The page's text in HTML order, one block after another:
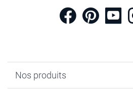
Nos produits